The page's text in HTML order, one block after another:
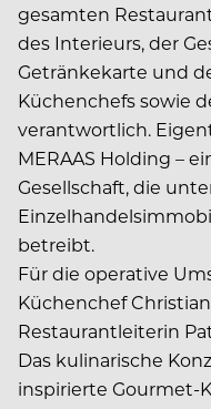
gesamten
des Interieurs, der
Getränkekarte und
Küchenchefs sowie
verantwortlich.
MERAAS Holding –
Gesellschaft, die
betreibt.
Für die operative
Küchenchef
Restaurantleiterin
Das kulinarische
inspirierte Gourmet-­